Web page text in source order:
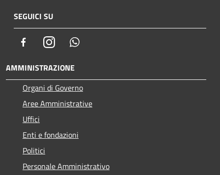
SEGUICI SU
FacebookInstagram
AMMINISTRAZIONE
Organi di Governo
Aree Amministrative
Uffici
Enti e fondazioni
Politici
Personale Amministrativo